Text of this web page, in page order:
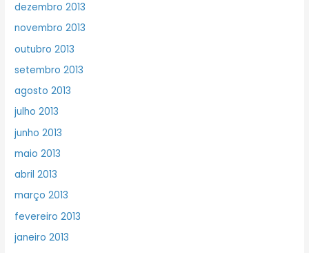
dezembro 2013
novembro 2013
outubro 2013
setembro 2013
agosto 2013
julho 2013
junho 2013
maio 2013
abril 2013
março 2013
fevereiro 2013
janeiro 2013